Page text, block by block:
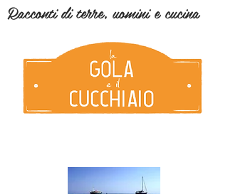
Racconti di terre, uomini e cucina